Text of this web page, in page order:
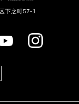
下之町57-1